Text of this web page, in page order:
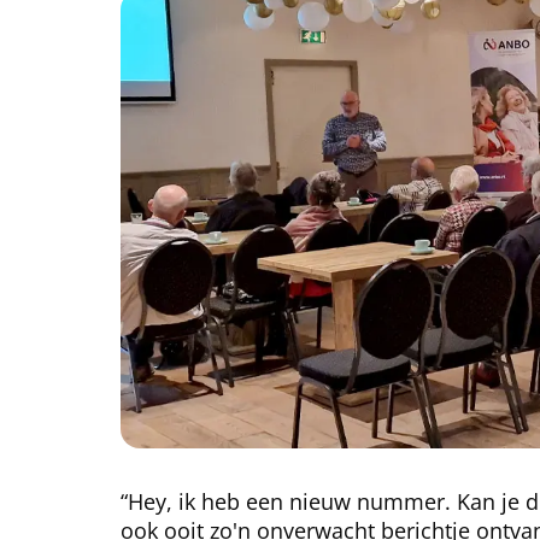
“Hey, ik heb een nieuw nummer. Kan je
ook ooit zo'n onverwacht berichtje